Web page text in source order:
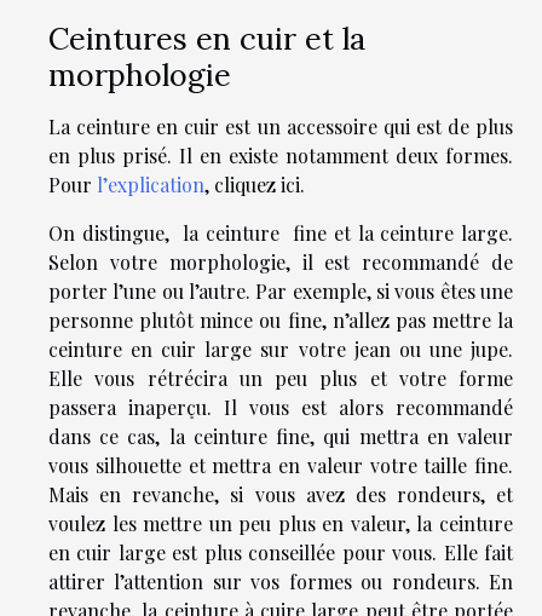
Ceintures en cuir et la
morphologie
La ceinture en cuir est un accessoire qui est de plus
en plus prisé. Il en existe notamment deux formes.
Pour l’explication, cliquez ici.
On distingue, la ceinture fine et la ceinture large.
Selon votre morphologie, il est recommandé de
porter l’une ou l’autre. Par exemple, si vous êtes une
personne plutôt mince ou fine, n’allez pas mettre la
ceinture en cuir large sur votre jean ou une jupe.
Elle vous rétrécira un peu plus et votre forme
passera inaperçu. Il vous est alors recommandé
dans ce cas, la ceinture fine, qui mettra en valeur
vous silhouette et mettra en valeur votre taille fine.
Mais en revanche, si vous avez des rondeurs, et
voulez les mettre un peu plus en valeur, la ceinture
en cuir large est plus conseillée pour vous. Elle fait
attirer l’attention sur vos formes ou rondeurs. En
revanche, la ceinture à cuire large peut être portée